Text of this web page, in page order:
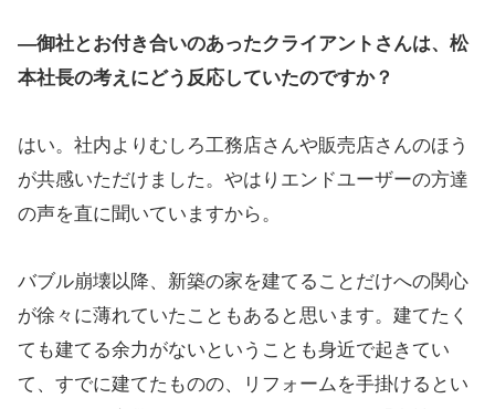
―御社とお付き合いのあったクライアントさんは、松
本社長の考えにどう反応していたのですか？
はい。社内よりむしろ工務店さんや販売店さんのほう
が共感いただけました。やはりエンドユーザーの方達
の声を直に聞いていますから。
バブル崩壊以降、新築の家を建てることだけへの関心
が徐々に薄れていたこともあると思います。建てたく
ても建てる余力がないということも身近で起きてい
て、すでに建てたものの、リフォームを手掛けるとい